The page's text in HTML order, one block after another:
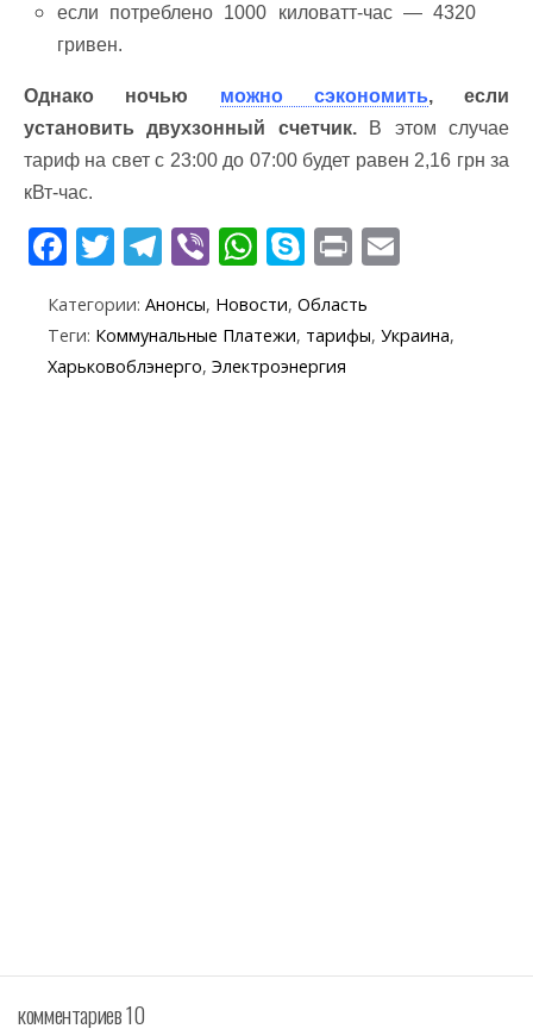
если потреблено 1000 киловатт-час — 4320
гривен.
Однако ночью можно сэкономить, если
установить двухзонный счетчик.
В этом случае
тариф на свет с 23:00 до 07:00 будет равен 2,16 грн за
кВт-час.
F
ac
e
b
T
w
itt
er
T
el
e
gr
Vi
b
er
W
h
at
s
S
k
y
p
Pr
in
t ai
l
Категории: Анонсы, Новости, Область
Теги: Коммунальные Платежи, тарифы, Украина,
Харьковоблэнерго, Электроэнергия
комментариев 10